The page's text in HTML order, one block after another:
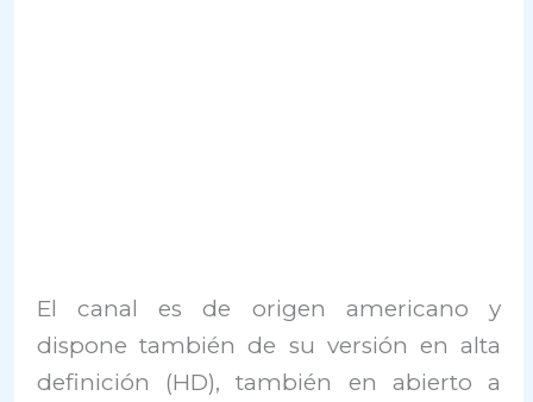
El canal es de origen americano y
dispone también de su versión en alta
definición (HD), también en abierto a